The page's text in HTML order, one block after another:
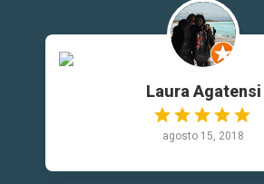
Laura Agatensi
agosto 15, 2018